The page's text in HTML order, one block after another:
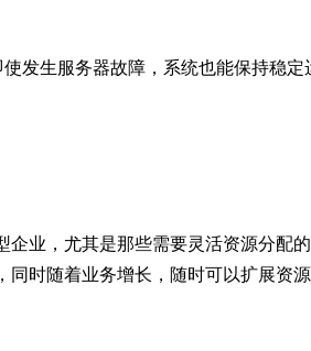
发生服务器故障，系统也能保持稳定
业，尤其是那些需要灵活资源分配
时随着业务增长，随时可以扩展资源